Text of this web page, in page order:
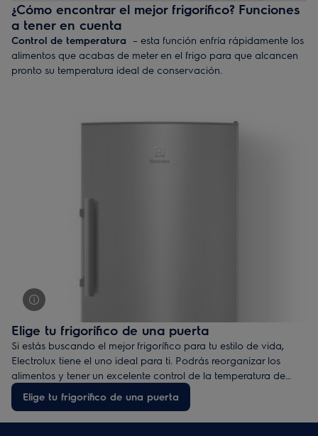
¿Cómo encontrar el mejor frigorífico? Funciones
a tener en cuenta
Control de temperatura
– esta función enfría rápidamente los
alimentos que acabas de meter en el frigo para que alcancen
pronto su temperatura ideal de conservación.
puerta del frigorífico como mejor te convenga. El nuevo diseño
frigorífico a unos 15ºC, evitando los olores desagradables de
Elige tu frigorífico de una puerta
Si estás buscando el mejor frigorífico para tu estilo de vida,
Electrolux tiene el uno ideal para ti. Podrás reorganizar los
alimentos y tener un excelente control de la temperatura de
refrigeración.
Elige tu frigorífico de una puerta